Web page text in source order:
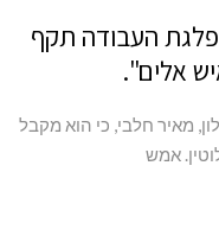
העבודה תקף
אלים".
מאיר חלבי, כי הוא מקבל
אמש